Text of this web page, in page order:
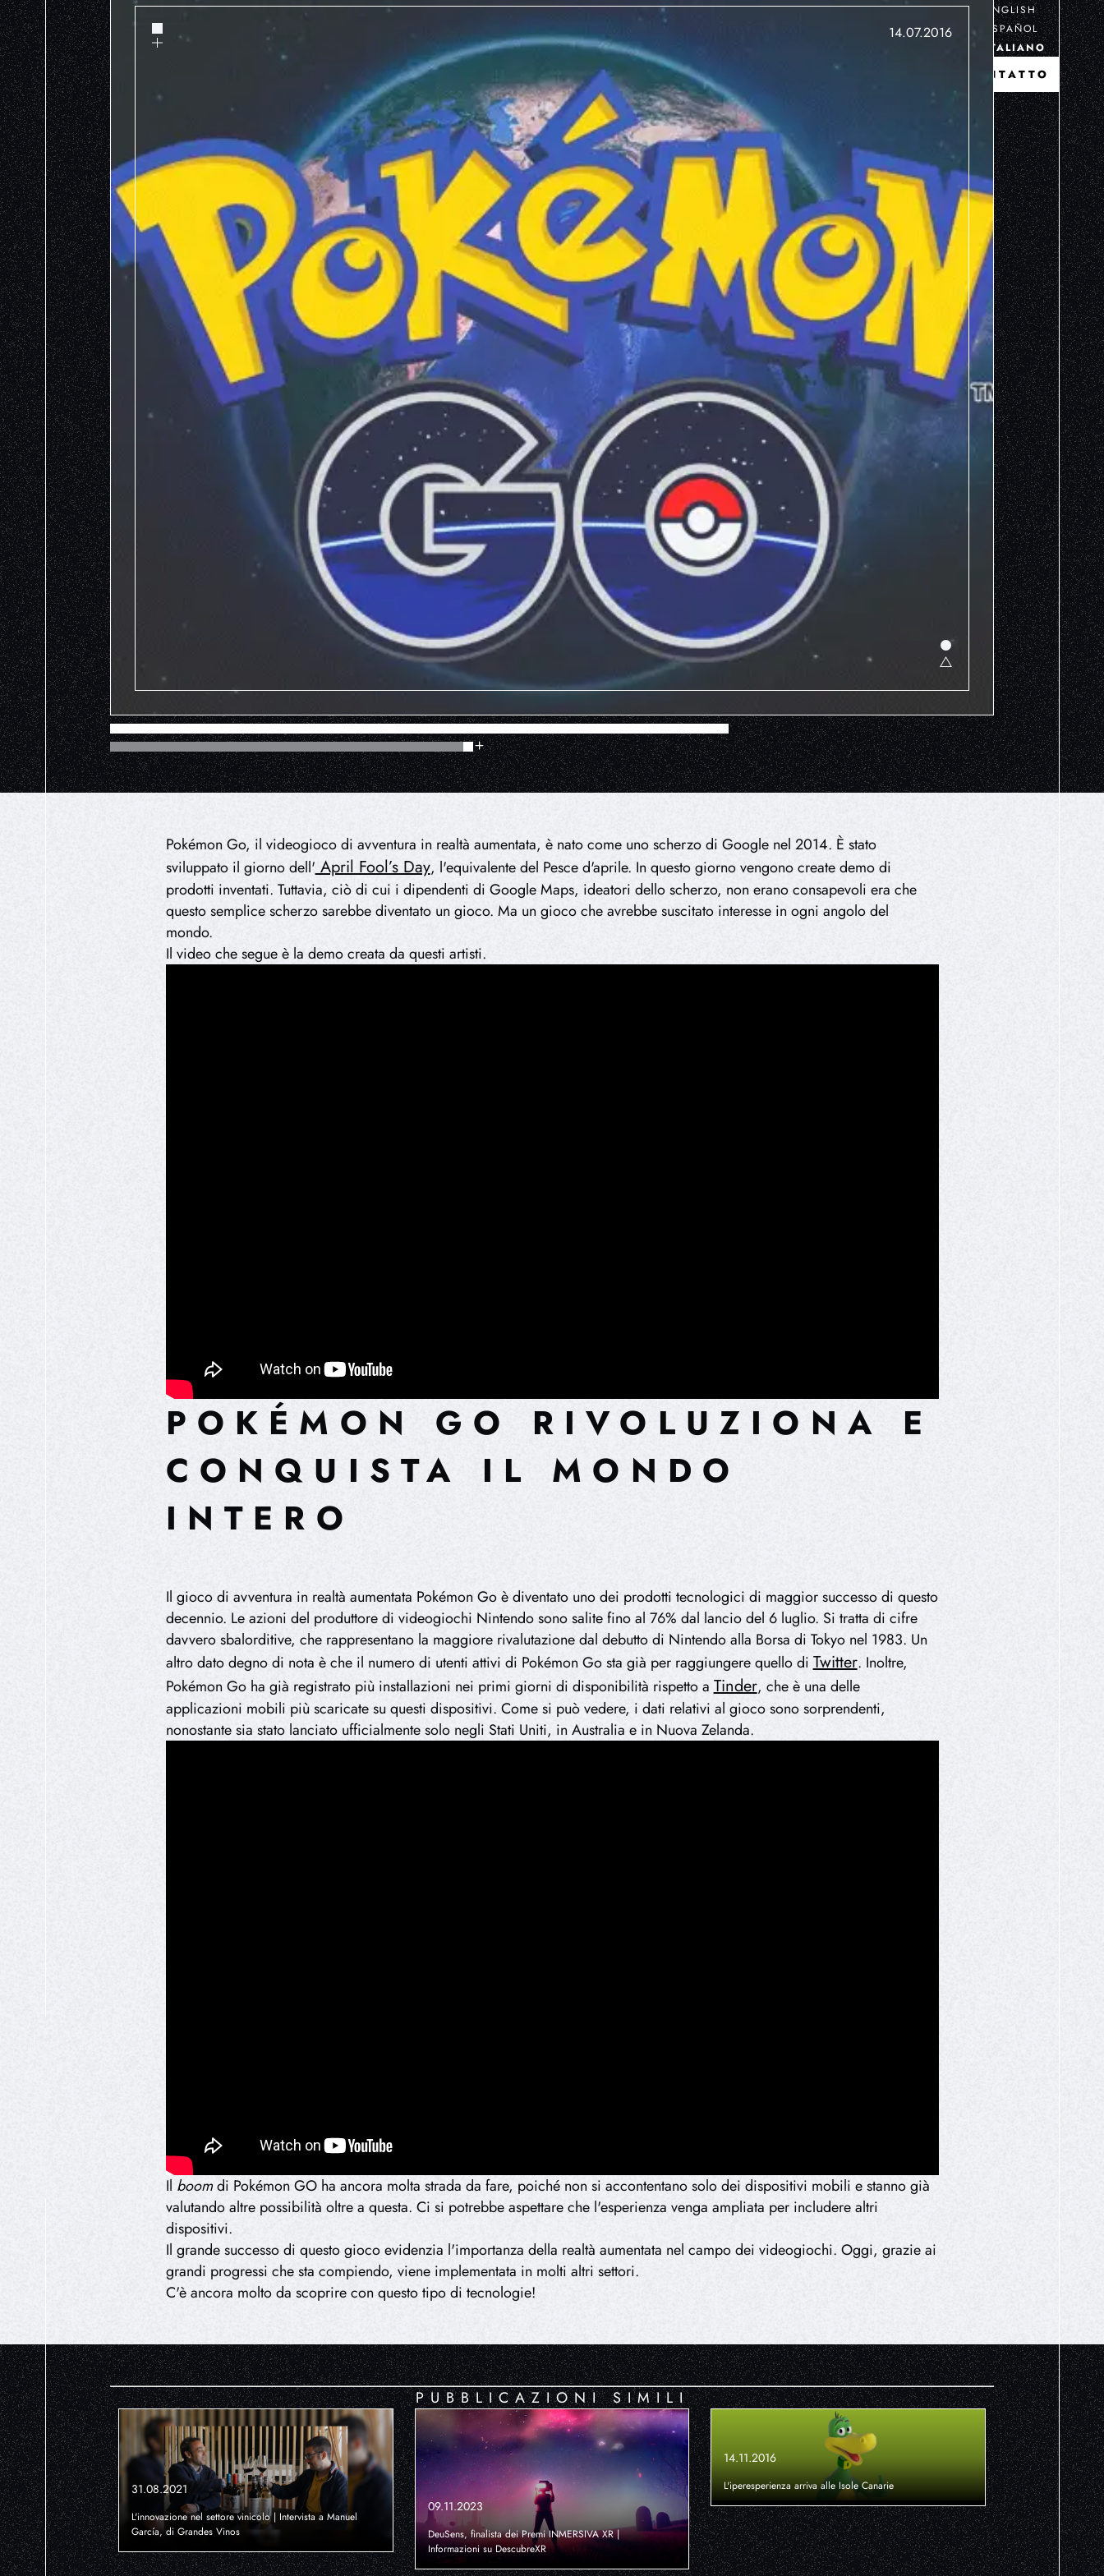
ENGLISH
ESPAÑOL
ITALIANO
CONTATTO
14.07.2016
Pokémon Go, il videogioco di avventura in realtà aumentata, è nato come uno scherzo di Google nel 2014. È stato
sviluppato il giorno dell'April Fool’s Day, l'equivalente del Pesce d'aprile. In questo giorno vengono create demo di
prodotti inventati. Tuttavia, ciò di cui i dipendenti di Google Maps, ideatori dello scherzo, non erano consapevoli era che
questo semplice scherzo sarebbe diventato un gioco. Ma un gioco che avrebbe suscitato interesse in ogni angolo del
mondo.
Il video che segue è la demo creata da questi artisti.
POKÉMON GO RIVOLUZIONA E
CONQUISTA IL MONDO
INTERO
Il gioco di avventura in realtà aumentata Pokémon Go è diventato uno dei prodotti tecnologici di maggior successo di questo
decennio. Le azioni del produttore di videogiochi Nintendo sono salite fino al 76% dal lancio del 6 luglio. Si tratta di cifre
davvero sbalorditive, che rappresentano la maggiore rivalutazione dal debutto di Nintendo alla Borsa di Tokyo nel 1983. Un
altro dato degno di nota è che il numero di utenti attivi di Pokémon Go sta già per raggiungere quello di Twitter. Inoltre,
Pokémon Go ha già registrato più installazioni nei primi giorni di disponibilità rispetto a Tinder, che è una delle
applicazioni mobili più scaricate su questi dispositivi. Come si può vedere, i dati relativi al gioco sono sorprendenti,
nonostante sia stato lanciato ufficialmente solo negli Stati Uniti, in Australia e in Nuova Zelanda.
Il boomdi Pokémon GO ha ancora molta strada da fare, poiché non si accontentano solo dei dispositivi mobili e stanno già
valutando altre possibilità oltre a questa. Ci si potrebbe aspettare che l'esperienza venga ampliata per includere altri
dispositivi.
Il grande successo di questo gioco evidenzia l'importanza della realtà aumentata nel campo dei videogiochi. Oggi, grazie ai
grandi progressi che sta compiendo, viene implementata in molti altri settori.
C'è ancora molto da scoprire con questo tipo di tecnologie!
PUBBLICAZIONI SIMILI
31.08.2021
L'innovazione nel settore vinicolo | Intervista a Manuel
García, di Grandes Vinos
09.11.2023
DeuSens, finalista dei Premi INMERSIVA XR |
Informazioni su DescubreXR
14.11.2016
L'iperesperienza arriva alle Isole Canarie